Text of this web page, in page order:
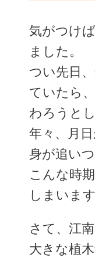
気がつけ
ました。
つい先日
ていたら
わろうと
年々、月
身が追い
こんな時
しまいます
さて、江
大きな植